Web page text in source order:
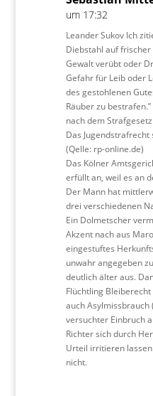
um 17:32
Leander Sukov Ich
Diebstahl auf
Gewalt verübt oder
Gefahr für Leib oder
des gestohlenen
Räuber zu
nach dem
Das
(Qelle: rp-online.de)
Das Kölner
erfüllt an, weil es an
Der Mann hat
drei verschiedenen
Ein Dolmetscher
Akzent nach aus
eingestuftes
unwahr angegeben
deutlich älter aus.
Flüchtling
auch Asylmissbrauch
versuchter Einbruch
Richter sich durch
Urteil irritieren
nicht.